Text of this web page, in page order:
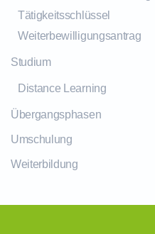
Tätigkeitsschlüssel
Weiterbewilligungsantrag
Studium
Distance Learning
Übergangsphasen
Umschulung
Weiterbildung